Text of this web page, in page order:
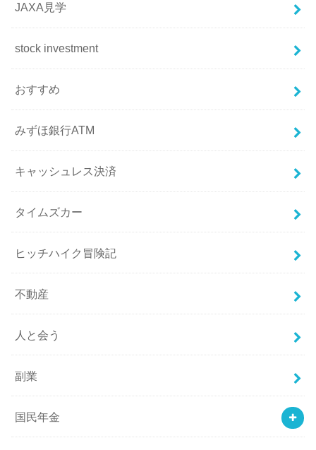
JAXA見学
stock investment
おすすめ
みずほ銀行ATM
キャッシュレス決済
タイムズカー
ヒッチハイク冒険記
不動産
人と会う
副業
国民年金